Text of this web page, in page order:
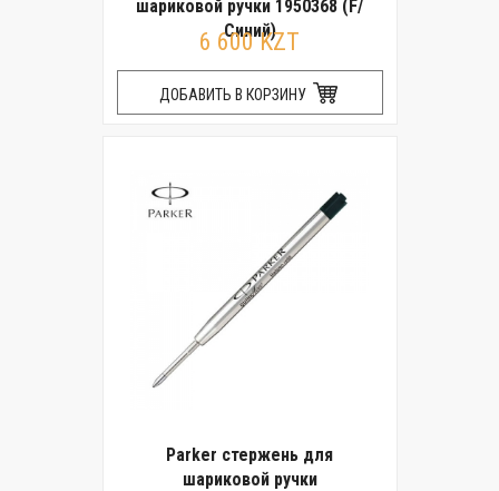
шариковой ручки 1950368 (F/
Синий)
6 600 KZT
ДОБАВИТЬ В КОРЗИНУ
Parker стержень для
шариковой ручки